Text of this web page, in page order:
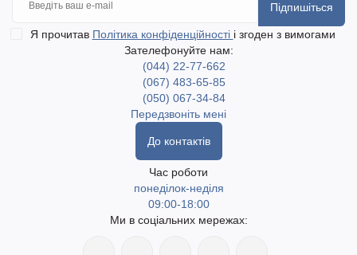
Підпишіться
Я прочитав Політика конфіденційності і згоден з вимогами
Зателефонуйте нам:
(044) 22-77-662
(067) 483-65-85
(050) 067-34-84
Передзвоніть мені
До контактів
Час роботи
понеділок-неділя
09:00-18:00
Ми в соціальних мережах: